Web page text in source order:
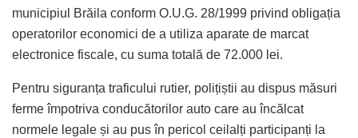
municipiul Brăila conform O.U.G. 28/1999 privind obligația
operatorilor economici de a utiliza aparate de marcat
electronice fiscale, cu suma totală de 72.000 lei.
Pentru siguranța traficului rutier, polițiștii au dispus măsuri
ferme împotriva conducătorilor auto care au încălcat
normele legale și au pus în pericol ceilalți participanți la